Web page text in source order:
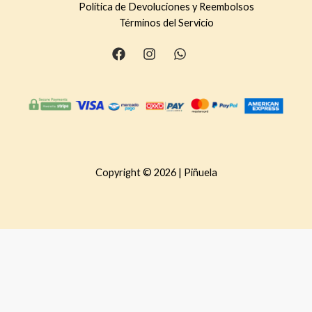
Política de Devoluciones y Reembolsos
Términos del Servicio
Copyright © 2026 | Piñuela